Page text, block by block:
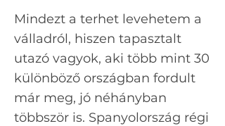
Mindezt a terhet levehetem a
válladról, hiszen tapasztalt
utazó vagyok, aki több mint 30
különböző országban fordult
már meg, jó néhányban
többször is. Spanyolország régi